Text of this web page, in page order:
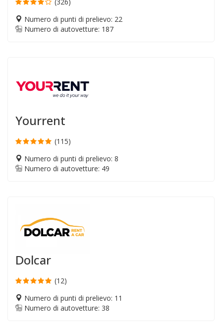
Numero di punti di prelievo: 22
Numero di autovetture: 187
Yourrent
(115)
Numero di punti di prelievo: 8
Numero di autovetture: 49
Dolcar
(12)
Numero di punti di prelievo: 11
Numero di autovetture: 38